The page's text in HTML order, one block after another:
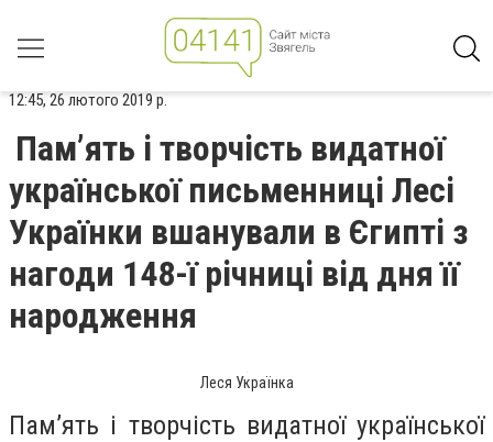
12:45, 26 лютого 2019 р.
Пам’ять і творчість видатної
української письменниці Лесі
Українки вшанували в Єгипті з
нагоди 148-ї річниці від дня її
народження
Леся Українка
Пам’ять і творчість видатної української